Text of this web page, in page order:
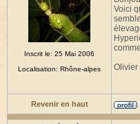
Inscrit le: 25 Mai 2006
Localisation: Rhône-alpes
Voici
Olivier
Revenir en haut